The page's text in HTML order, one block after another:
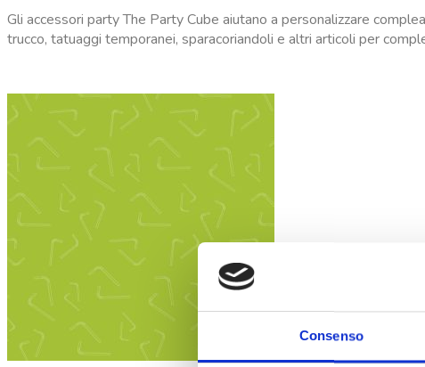
Consenso
Gli accessori party The Party Cube aiutano a personalizzare
trucco, tatuaggi temporanei, sparacoriandoli e altri articoli per